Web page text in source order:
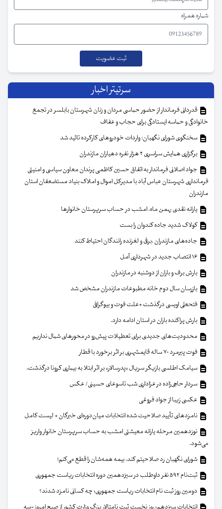
شماره همراه
سرتیتر اخبار
قدردانی فرماندار از حضور حماسی مردان و زنان شهرستان بابلسر در تجمع
خانوادگی و حماسه ایستادگی برای حجاب و عفاف
سخنگوی شورای نگهبان: واردات خودروهای کارکرده تائید شد
برگزاری همایش سراسری ۲ هزار نفره دهیاران مازندران
جواد اصلانی فرماندار به اتفاق حسین کاظمی پرندان معاون سیاسی و امنیتی
فرمانداری شهرستان عباس آباد با مدیرکل اموال و املاک بنیاد مستضعفان استان
مازندران
یارانه نقدی بهمن ماه، امشب در حساب سرپرستان خانوار‌ها
کولاک شدید جاده کندوان را بست
جاده‌های مازندران ،برفی و لغزنده رانندگان احتیاط کنند
بارش برف و باران از دوشنبه در مازندران
بازرسان سال دوم خانه مطبوعات مازندران مشخص شد
فتحعلی اویسی درگذشت +علت فوت و بیوگرافی
بارش پراکنده باران در استان ادامه دارد.
محدودیت‌های جدیدی برای تعطیلات پیش‌رو در محورهای شمال نداریم
فوت پیرمرد ۷۰ ساله قایمشهری بر اثر برخورد با قطار
سیامک اطلسی بازیگر سریال «پدرسالار» بر اثر ابتلا به بیماری کرونا درگذشت.
سردار حاجی‌زاده در عزاداری شب تاسوعای حسینی/ عکس
عکسی زیبا از جواد فروغی
نامزدهای تأیید صلاحیت شده انتخابات میان‌دوره‌ای خبرگان + لیست کامل
نوزدهمین مرحله یارانه معیشتی امشب به حساب سرپرستان خانوار واریز
می‌شود.
شورای نگهبان رد صلاحیتم کند، بیمه همه‌شان را قطع می‌کنم!
ثبت‌نام ۵۹۲ نفر داوطلب در سیزدهمین دوره انتخابات ریاست جمهوری
دومین روز ثبت نام انتخابات ریاست جمهوری؛ چه کسانی نامزد شدند؟
انتخابات سیزدهم؛ روز نخست ثبت نامتالار بزرگ وزارت کشور از صبح امروز -سه